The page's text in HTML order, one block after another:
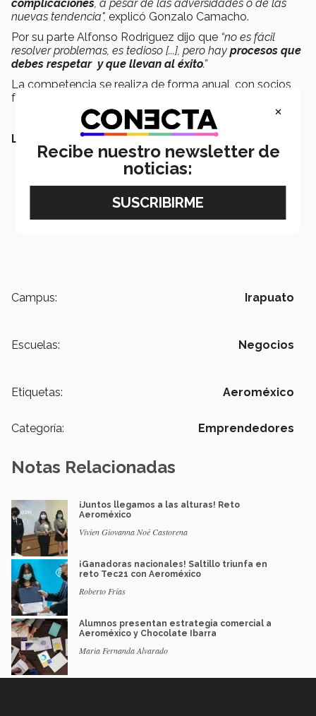
complicaciones, a pesar de las adversidades o de las
nuevas tendencia", explicó Gonzalo Camacho.
Por su parte Alfonso Rodriguez dijo que “no es fácil
resolver problemas, es tedioso [...], pero hay procesos que
debes respetar y que llevan al éxito.”
La competencia se realiza de forma anual, con socios
formadores y temáticas distintas cada año.
LEE TAMBIÉN:
Campus: Irapuato
Escuelas: Negocios
Etiquetas: Aeroméxico
Categoría: Emprendedores
Notas Relacionadas
¡Juntos llegamos a las alturas! Reto
Aeroméxico
Vivien Giovanna Noé Castorena
¡Ganadoras nacionales! Saltillo triunfa en
reto Tec21 con Aeroméxico
Roberto Frías
Alumnos presentan estrategia comercial a
Aeroméxico y Chocolate Ibarra
Maria Fernanda Alvarado
×
Recibe nuestro newsletter de
noticias: